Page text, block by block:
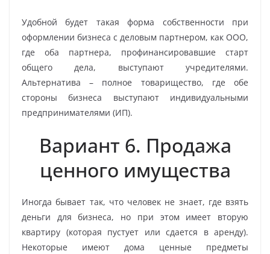
Удобной будет такая форма собственности при
оформлении бизнеса с деловым партнером, как ООО,
где оба партнера, профинансировавшие старт
общего дела, выступают учредителями.
Альтернатива – полное товарищество, где обе
стороны бизнеса выступают индивидуальными
предпринимателями (ИП).
Вариант 6. Продажа
ценного имущества
Иногда бывает так, что человек не знает, где взять
деньги для бизнеса, но при этом имеет вторую
квартиру (которая пустует или сдается в аренду).
Некоторые имеют дома ценные предметы